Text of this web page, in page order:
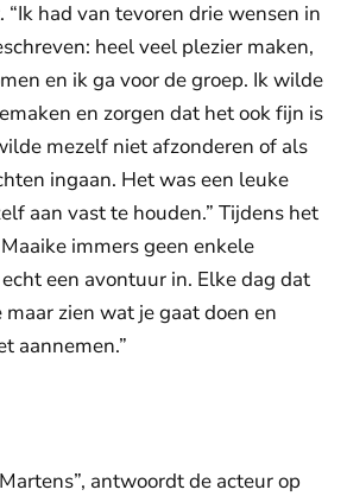
had van tevoren drie wensen in
heel veel plezier maken,
en ik ga voor de groep. Ik wilde
en zorgen dat het ook fijn is
mezelf niet afzonderen of als
ingaan. Het was een leuke
aan vast te houden.” Tijdens het
immers geen enkele
een avontuur in. Elke dag dat
zien wat je gaat doen en
aannemen.”
antwoordt de acteur op